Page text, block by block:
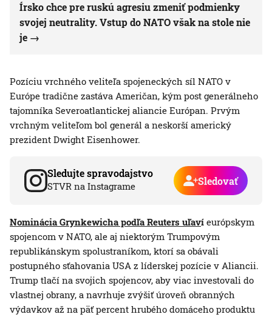
Írsko chce pre ruskú agresiu zmeniť podmienky
svojej neutrality. Vstup do NATO však na stole nie
je
Pozíciu vrchného veliteľa spojeneckých síl NATO v
Európe tradične zastáva Američan, kým post generálneho
tajomníka Severoatlantickej aliancie Európan. Prvým
vrchným veliteľom bol generál a neskorší americký
prezident Dwight Eisenhower.
Sledujte spravodajstvo
STVR na Instagrame Sledovať
Nominácia Grynkewicha podľa Reuters uľaví európskym
spojencom v NATO, ale aj niektorým Trumpovým
republikánskym spolustraníkom, ktorí sa obávali
postupného sťahovania USA z líderskej pozície v Aliancii.
Trump tlačí na svojich spojencov, aby viac investovali do
vlastnej obrany, a navrhuje zvýšiť úroveň obranných
výdavkov až na päť percent hrubého domáceho produktu